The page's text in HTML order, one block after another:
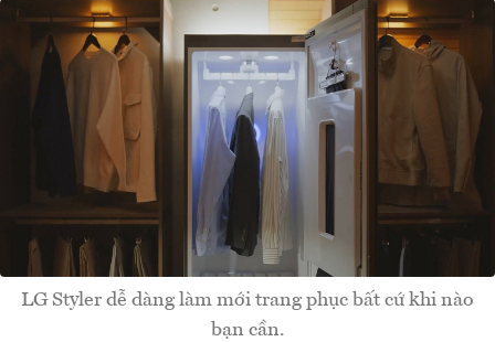
LG Styler dễ dàng làm mới trang phục bất cứ khi nào
bạn cần.